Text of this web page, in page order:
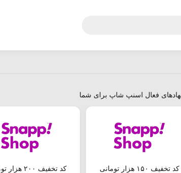
فعال اسنپ شاپ برای شما
کد تخفیف ۱۵۰ هزار تومانی
کد تخفیف ۲۰۰